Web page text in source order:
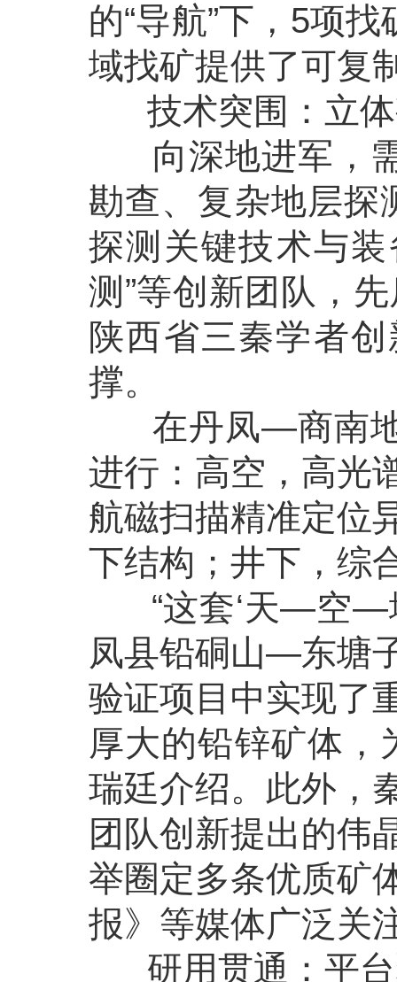
的“导航”下，5项
域找矿提供了可复
技术突围：立体
向深地进军，需
勘查、复杂地层探
探测关键技术与装
测”等创新团队，
陕西省三秦学者
撑。
在丹凤—商南地
进行：高空，高光
航磁扫描精准定位
下结构；井下，综
“这套‘天—空—
凤县铅硐山—东塘
验证项目中实现了
厚大的铅锌矿体，
瑞廷介绍。此外，
团队创新提出的伟
举圈定多条优质矿
报》等媒体广泛关
研用贯通：平台